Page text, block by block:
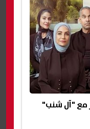
مع "آل شنب"